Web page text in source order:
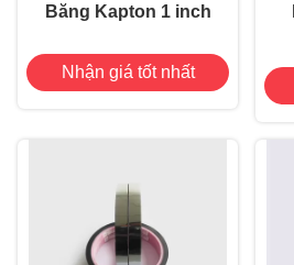
Băng Kapton 1 inch
Nhận giá tốt nhất